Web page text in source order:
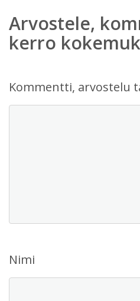
Arvostele,
kerro
Kommentti, arvostelu
Nimi